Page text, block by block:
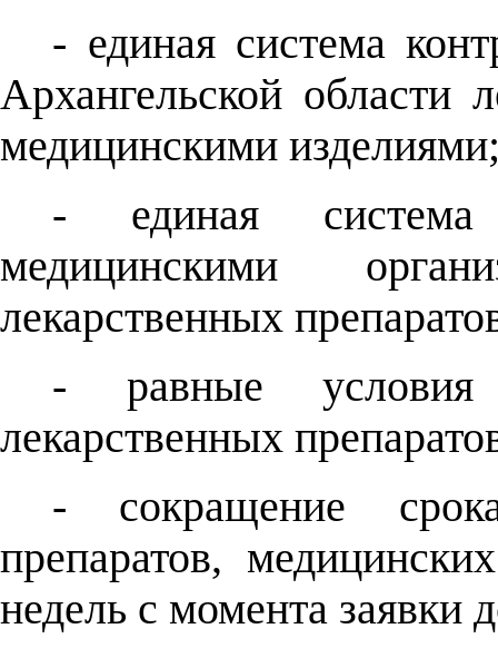
- единая система
Архангельской области
медицинскими
- единая система
медицинскими
лекарственных
- равные условия
лекарственных
- сокращение
препаратов,
недель с момента заявки